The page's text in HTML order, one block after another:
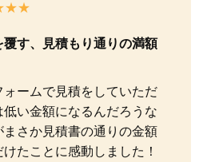
す、見積もり通りの満額
ームで見積をしていただ
い金額になるんだろうな
まさか見積書の通りの金額
たことに感動しました！